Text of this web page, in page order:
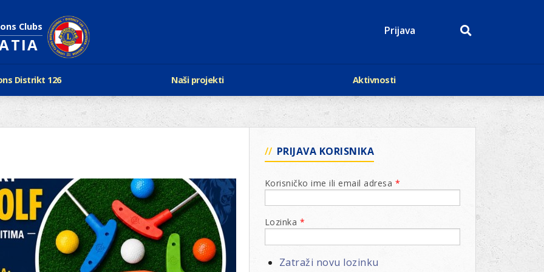
Clubs Prijava
Distrikt 126
Lionsa
i Leo klubovi
rukovodstvo D-126
Kabinet
Ustroj
o D-126 i kontakt
126
Naši projekti
LCIF
Razmjena mladeži i kamp
Regata jedrima protiv droge
Lions QUEST
Lions vinograd dobrote
Projekti klubova
New Voices
Aktivnosti
Događaji
Kalendar
Lions Magazin
PRIJAVA KORISNIKA
Korisničko ime ili email adresa *
Lozinka *
Zatraži novu lozinku